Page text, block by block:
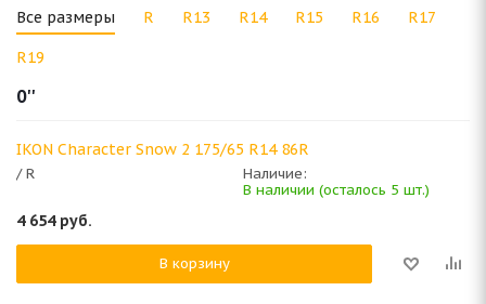
Все размеры R R13 R14 R15 R16 R17
R19
0''
IKON Character Snow 2 175/65 R14 86R
/ R
Наличие:
В наличии (осталось 5 шт.)
4 654руб.
В корзину